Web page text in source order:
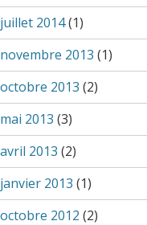
juillet 2014(1)
novembre 2013 (1)
octobre 2013 (2)
mai 2013 (3)
avril 2013 (2)
janvier 2013 (1)
octobre 2012 (2)